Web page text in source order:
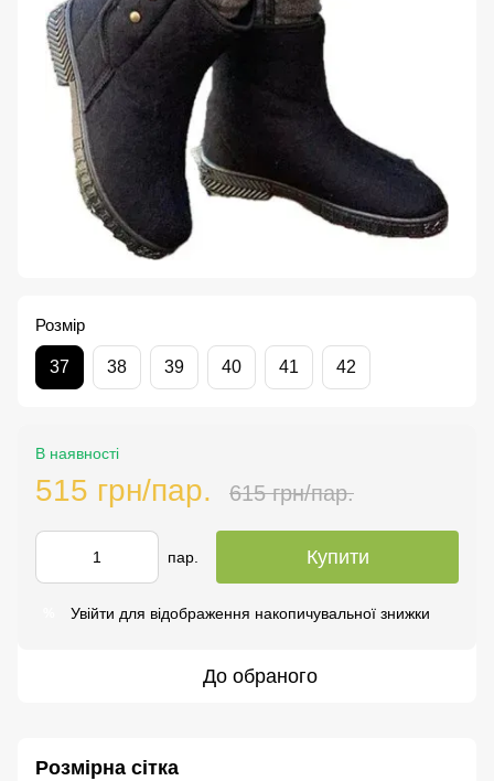
Розмір
37 38 39 40 41 42
В наявності
515 грн/пар. 615 грн/пар.
пар. Купити
Увійти для відображення накопичувальної знижки
До обраного
Розмірна сітка